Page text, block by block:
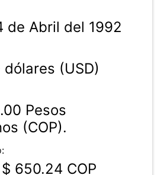
de Abril del 1992
dólares (USD)
Pesos
(COP).
650.24 COP